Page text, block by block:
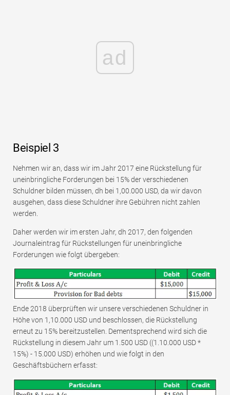
ad
Beispiel 3
Nehmen wir an, dass wir im Jahr 2017 eine Rückstellung für
uneinbringliche Forderungen bei 15% der verschiedenen
Schuldner bilden müssen, dh bei 1,00.000 USD, da wir davon
ausgehen, dass diese Schuldner ihre Gebühren nicht zahlen
werden.
Daher werden wir im ersten Jahr, dh 2017, den folgenden
Journaleintrag für Rückstellungen für uneinbringliche
Forderungen wie folgt übergeben:
Ende 2018 überprüften wir unsere verschiedenen Schuldner in
Höhe von 1,10.000 USD und beschlossen, die Rückstellung
erneut zu 15% bereitzustellen. Dementsprechend wird sich die
Rückstellung in diesem Jahr um 1.500 USD ((1.10.000 USD *
15%) - 15.000 USD) erhöhen und wie folgt in den
Geschäftsbüchern erfasst: